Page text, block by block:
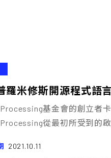
羅米修斯――開源程式
基金會的創立者
從最初所受到的
2021.10.11